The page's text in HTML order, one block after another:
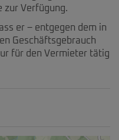
zur Verfügung.
er – entgegen dem in
Geschäftsgebrauch
für den Vermieter tätig